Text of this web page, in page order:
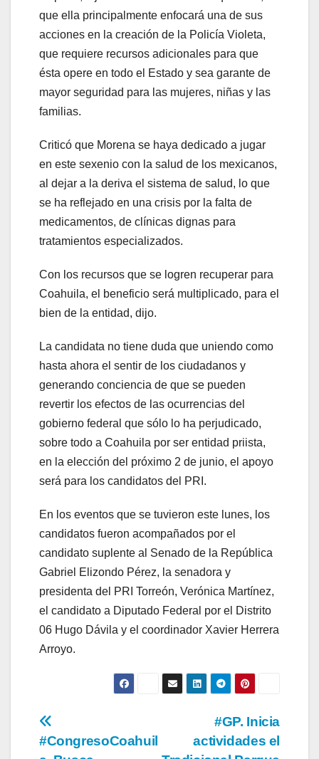
que ella principalmente enfocará una de sus
acciones en la creación de la Policía Violeta,
que requiere recursos adicionales para que
ésta opere en todo el Estado y sea garante de
mayor seguridad para las mujeres, niñas y las
familias.
Criticó que Morena se haya dedicado a jugar
en este sexenio con la salud de los mexicanos,
al dejar a la deriva el sistema de salud, lo que
se ha reflejado en una crisis por la falta de
medicamentos, de clínicas dignas para
tratamientos especializados.
Con los recursos que se logren recuperar para
Coahuila, el beneficio será multiplicado, para el
bien de la entidad, dijo.
La candidata no tiene duda que uniendo como
hasta ahora el sentir de los ciudadanos y
generando conciencia de que se pueden
revertir los efectos de las ocurrencias del
gobierno federal que sólo lo ha perjudicado,
sobre todo a Coahuila por ser entidad priista,
en la elección del próximo 2 de junio, el apoyo
será para los candidatos del PRI.
En los eventos que se tuvieron este lunes, los
candidatos fueron acompañados por el
candidato suplente al Senado de la República
Gabriel Elizondo Pérez, la senadora y
presidenta del PRI Torreón, Verónica Martínez,
el candidato a Diputado Federal por el Distrito
06 Hugo Dávila y el coordinador Xavier Herrera
Arroyo.
Navegación
#GP. Inicia
actividades el
#CongresoCoahuil